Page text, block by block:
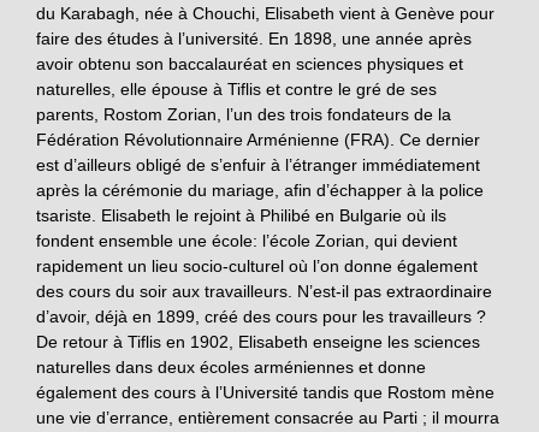
du Karabagh, née à Chouchi, Elisabeth vient à Genève pour
faire des études à l’université. En 1898, une année après
avoir obtenu son baccalauréat en sciences physiques et
naturelles, elle épouse à Tiflis et contre le gré de ses
parents, Rostom Zorian, l’un des trois fondateurs de la
Fédération Révolutionnaire Arménienne (FRA). Ce dernier
est d’ailleurs obligé de s’enfuir à l’étranger immédiatement
après la cérémonie du mariage, afin d’échapper à la police
tsariste. Elisabeth le rejoint à Philibé en Bulgarie où ils
fondent ensemble une école: l’école Zorian, qui devient
rapidement un lieu socio-culturel où l’on donne également
des cours du soir aux travailleurs. N’est-il pas extraordinaire
d’avoir, déjà en 1899, créé des cours pour les travailleurs ?
De retour à Tiflis en 1902, Elisabeth enseigne les sciences
naturelles dans deux écoles arméniennes et donne
également des cours à l’Université tandis que Rostom mène
une vie d’errance, entièrement consacrée au Parti ; il mourra